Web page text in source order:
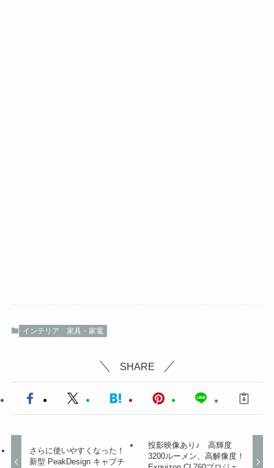
インテリア 家具・家電
SHARE
さらに使いやすくなった！
新型 PeakDesign キャプチ
投影映像あり♪ 高輝度
3200ルーメン、高解像度！